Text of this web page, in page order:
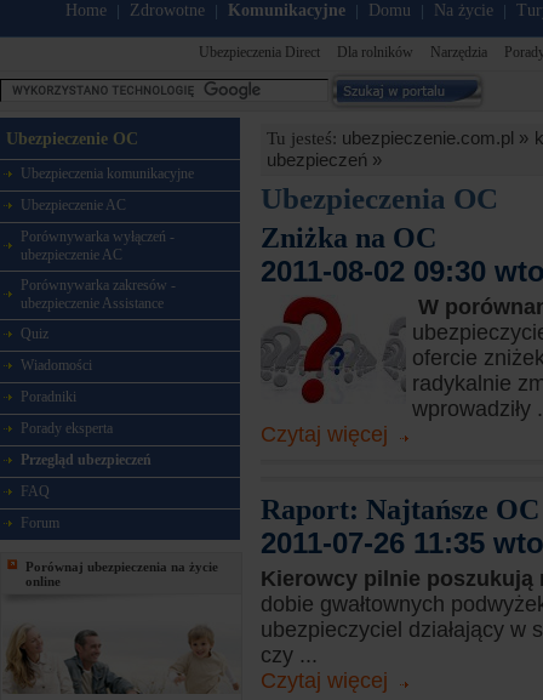
Home Zdrowotne Komunikacyjne Domu Na życie
Ubezpieczenia Direct Dla rolników Narzędzia
Ubezpieczenie OC
Ubezpieczenia komunikacyjne
Ubezpieczenie AC
Porównywarka wyłączeń -
ubezpieczenie AC
Porównywarka zakresów -
ubezpieczenie Assistance
Quiz
Wiadomości
Poradniki
Porady eksperta
Przegląd ubezpieczeń
FAQ
Forum
Porównaj ubezpieczenia na życie
online
Tu jesteś: ubezpieczenie.com.pl »
ubezpieczeń »
Ubezpieczenia OC
Zniżka na OC
2011-08-02 09:30
W
ofercie
radykalnie
wprowadziły
Czytaj więcej
Raport: Najtańsze
2011-07-26 11:35
Kierowcy pilnie poszukują
dobie gwałtownych
ubezpieczyciel działający w
czy ...
Czytaj więcej